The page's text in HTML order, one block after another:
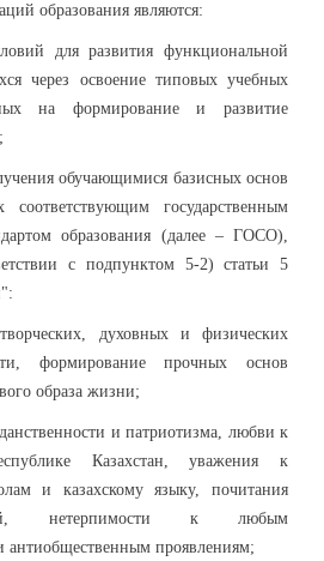
образования являются:
для развития функциональной
через освоение типовых учебных
на формирование и развитие
обучающимися базисных основ
соответствующим государственным
образования (далее – ГОСО),
с подпунктом 5-2) статьи 5
духовных и физических
формирование прочных основ
образа жизни;
и патриотизма, любви к
Казахстан, уважения к
и казахскому языку, почитания
нетерпимости к любым
антиобщественным проявлениям;